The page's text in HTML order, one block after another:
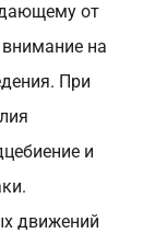
от
на
При
и
движений